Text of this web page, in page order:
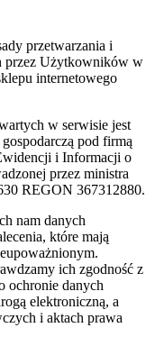
przetwarzania i
przez Użytkowników w
internetowego
w serwisie jest
pod firmą
i Informacji o
przez ministra
REGON 367312880.
nam danych
które mają
ich zgodność z
ochronie danych
elektroniczną, a
i aktach prawa